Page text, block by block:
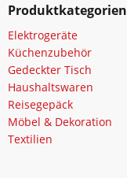
Produktkategorien
Elektrogeräte
Küchenzubehör
Gedeckter Tisch
Haushaltswaren
Reisegepäck
Möbel & Dekoration
Textilien